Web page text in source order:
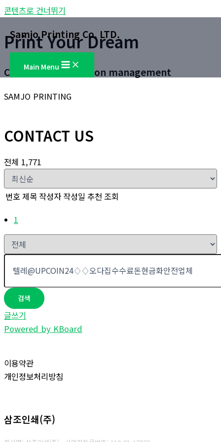
콘텐츠로 건너뛰기
Samjo Printing Co. LTD.
Main Menu
Print Your Dream
Customer satisfaction management
SAMJO PRINTING
CONTACT US
전체 1,771
번호제목 작성자 작성일 추천 조회
1
검색
글쓰기
Powered by KBoard
이용약관
개인정보처리방침
삼조인쇄(주)